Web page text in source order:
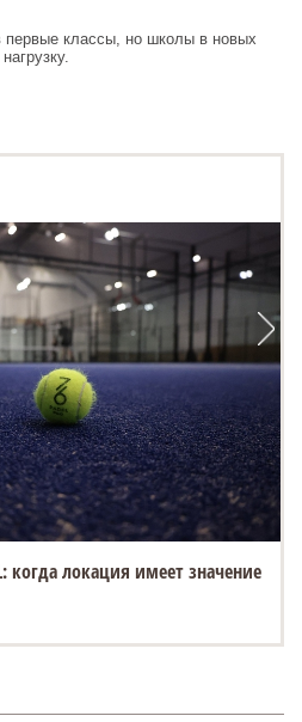
первые классы, но школы в новых
когда локация имеет значение